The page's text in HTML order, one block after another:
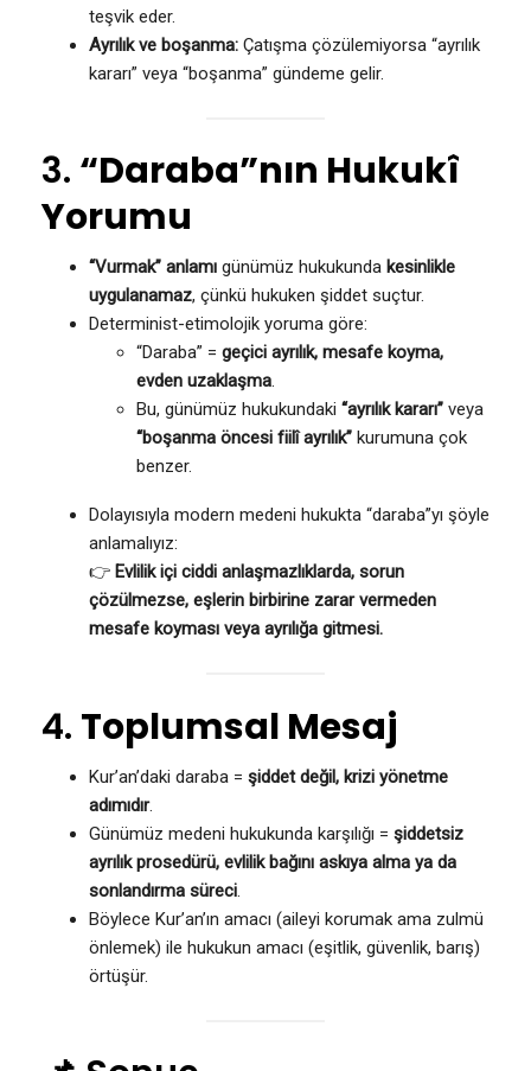
teşvik eder.
Ayrılık ve boşanma: Çatışma çözülemiyorsa “ayrılık
kararı” veya “boşanma” gündeme gelir.
3. “Daraba”nın Hukukî
Yorumu
“Vurmak” anlamı günümüz hukukunda kesinlikle
uygulanamaz, çünkü hukuken şiddet suçtur.
Determinist-etimolojik yoruma göre:
“Daraba” = geçici ayrılık, mesafe koyma,
evden uzaklaşma.
Bu, günümüz hukukundaki “ayrılık kararı” veya
“boşanma öncesi fiilî ayrılık” kurumuna çok
benzer.
Dolayısıyla modern medeni hukukta “daraba”yı şöyle
anlamalıyız:
👉 Evlilik içi ciddi anlaşmazlıklarda, sorun
çözülmezse, eşlerin birbirine zarar vermeden
mesafe koyması veya ayrılığa gitmesi.
4. Toplumsal Mesaj
Kur’an’daki daraba = şiddet değil, krizi yönetme
adımıdır.
Günümüz medeni hukukunda karşılığı = şiddetsiz
ayrılık prosedürü, evlilik bağını askıya alma ya da
sonlandırma süreci.
Böylece Kur’an’ın amacı (aileyi korumak ama zulmü
önlemek) ile hukukun amacı (eşitlik, güvenlik, barış)
örtüşür.